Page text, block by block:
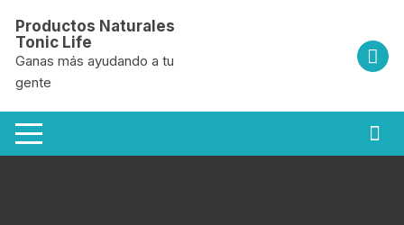
contenido
Productos Naturales
Tonic Life
Ganas más ayudando a tu
gente